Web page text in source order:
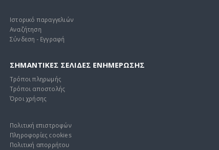
Ιστορικό παραγγελιών
Αναζήτηση
Σύνδεση - Εγγραφή
ΣΗΜΑΝΤΙΚΕΣ ΣΕΛΙΔΕΣ ΕΝΗΜΕΡΩΣΗΣ
Τρόποι πληρωμής
Τρόποι αποστολής
Όροι χρήσης
Πολιτική επιστροφών
Πληροφορίες cookies
Πολιτική απορρήτου